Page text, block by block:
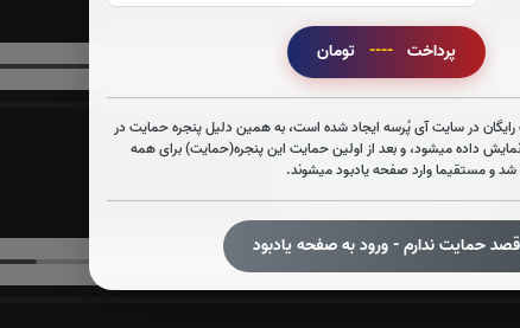
پرداخت ---- تومان
در سایت آی پُرسه ایجاد شده است، به همین دلیل پنجره حمایت در
نمایش داده میشود، و بعد از اولین حمایت این پنجره(حمایت) برای همه
و مستقیما وارد صفحه یادبود میشوند.
قصد حمایت ندارم - ورود به صفحه یادبود
صوت سوره قدر
قرائت سوره واقعه را تقبل میکنم
صوت سوره واقعه